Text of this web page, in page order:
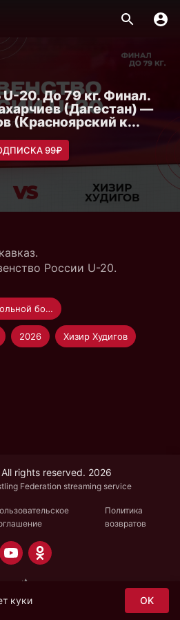
20. До 79 кг. Финал.
(Дагестан) —
(Красноярский к...
99₽
России U-20.
Первенство России по вольной борьбе U-20
2026 Хизир Худигов
rights reserved. 2026
Federation streaming service
Политика
возвратов
куки OK